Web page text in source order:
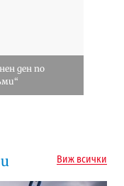
ден по
Виж всички